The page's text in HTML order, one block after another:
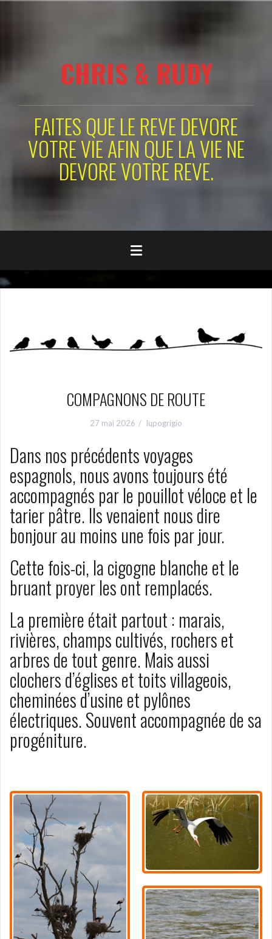
CHRIS & RUDY
FAITES QUE LE REVE DEVORE
VOTRE VIE AFIN QUE LA VIE NE
DEVORE VOTRE REVE.
COMPAGNONS DE ROUTE
27 mai 2026 lupogrigio
Dans nos précédents voyages
espagnols, nous avons toujours été
accompagnés par le pouillot véloce et le
tarier pâtre. Ils venaient nous dire
bonjour au moins une fois par jour.
Cette fois-ci, la cigogne blanche et le
bruant proyer les ont remplacés.
La première était partout : marais,
rivières, champs cultivés, rochers et
arbres de tout genre. Mais aussi
clochers d’églises et toits villageois,
cheminées d’usine et pylônes
électriques. Souvent accompagnée de sa
progéniture.